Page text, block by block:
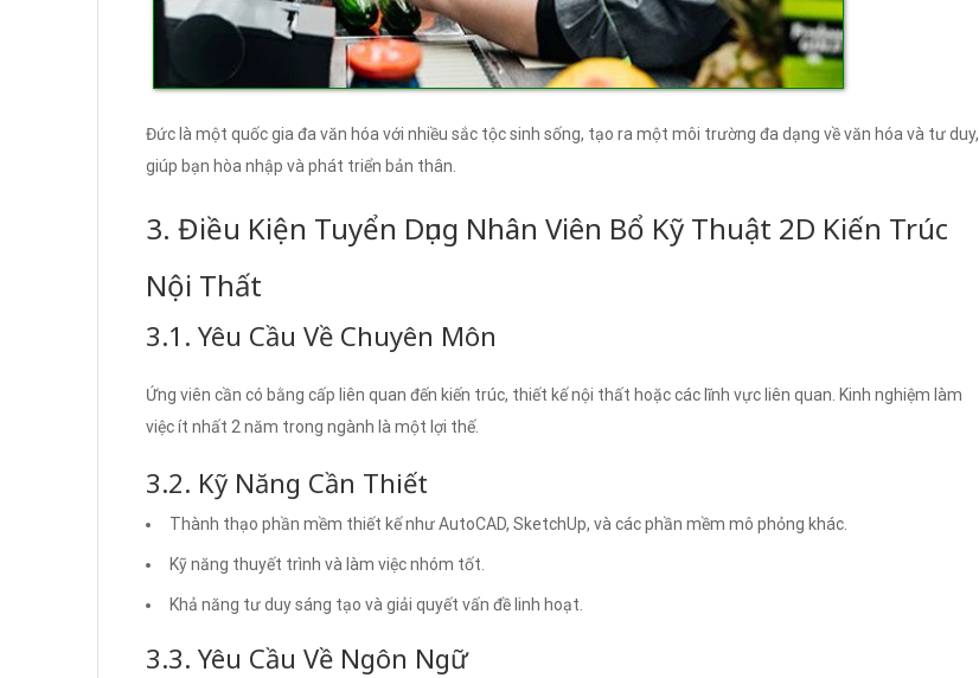
Đức là một quốc gia đa văn hóa với nhiều sắc tộc sinh sống, tạo ra một môi trường đa dạng về văn hóa và tư duy,
giúp bạn hòa nhập và phát triển bản thân.
3. Điều Kiện Tuyển Dụng Nhân Viên Bổ Kỹ Thuật 2D Kiến Trúc
Nội Thất
3.1. Yêu Cầu Về Chuyên Môn
Ứng viên cần có bằng cấp liên quan đến kiến trúc, thiết kế nội thất hoặc các lĩnh vực liên quan. Kinh nghiệm làm
việc ít nhất 2 năm trong ngành là một lợi thế.
3.2. Kỹ Năng Cần Thiết
Thành thạo phần mềm thiết kế như AutoCAD, SketchUp, và các phần mềm mô phỏng khác.
Kỹ năng thuyết trình và làm việc nhóm tốt.
Khả năng tư duy sáng tạo và giải quyết vấn đề linh hoạt.
3.3. Yêu Cầu Về Ngôn Ngữ